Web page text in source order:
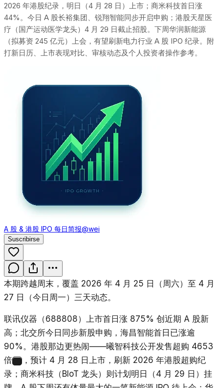
2026 年港股纪录，明日（4 月 28 日）上市；商米科技首日涨
44%。今日 A 股长裕集团、锐翔智能同步开启申购；港股天星医
疗（国产运动医学龙头）4 月 29 日截止招股。下周华润新能源
（拟募资 245 亿元）上会，有望刷新电力行业 A 股 IPO 纪录。附
打新日历、上市表现对比、审核动态及个人投资者操作参考。
A 股 & 港股 IPO 每日简报@wei
Suscribirse
本期跨越周末，覆盖 2026 年 4 月 25 日（周六）至 4 月
27 日（今日周一）三天动态。
联讯仪器（688808）上市首日涨 875% 创近期 A 股新
高；北交所今日同步新股申购，海昌智能首日已涨逾
90%。港股那边更热闹——曦智科技公开发售超购 4653
倍
，预计 4 月 28 日上市，刷新 2026 年港股超购纪
录；商米科技（BIoT 龙头）则计划明日（4 月 29 日）挂